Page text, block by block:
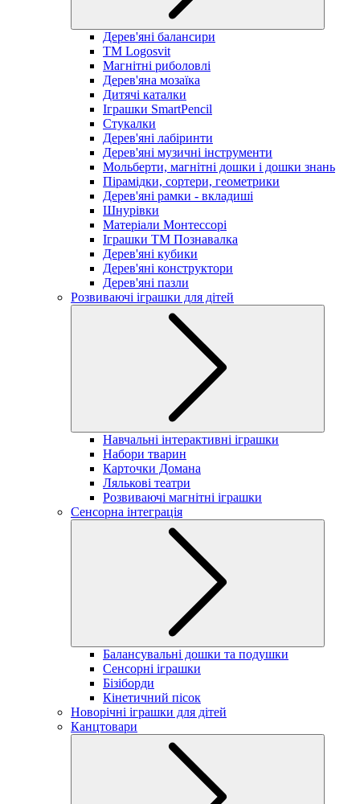
Дерев'яні балансири
TM Logosvit
Магнітні риболовлі
Дерев'яна мозаїка
Дитячі каталки
Іграшки SmartPencil
Стукалки
Дерев'яні лабіринти
Дерев'яні музичні інструменти
Мольберти, магнітні дошки і дошки знань
Пірамідки, сортери, геометрики
Дерев'яні рамки - вкладиші
Шнурівки
Матеріали Монтессорі
Іграшки ТМ Познавалка
Дерев'яні кубики
Дерев'яні конструктори
Дерев'яні пазли
Розвиваючі іграшки для дітей
Навчальні інтерактивні іграшки
Набори тварин
Карточки Домана
Лялькові театри
Розвиваючі магнітні іграшки
Сенсорна інтеграція
Балансувальні дошки та подушки
Сенсорні іграшки
Бізіборди
Кінетичний пісок
Новорічні іграшки для дітей
Канцтовари